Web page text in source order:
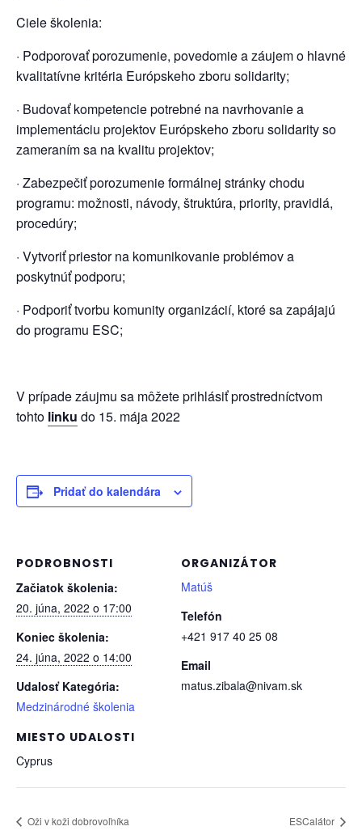
Ciele školenia:
· Podporovať porozumenie, povedomie a záujem o hlavné
kvalitatívne kritéria Európskeho zboru solidarity;
· Budovať kompetencie potrebné na navrhovanie a
implementáciu projektov Európskeho zboru solidarity so
zameraním sa na kvalitu projektov;
· Zabezpečiť porozumenie formálnej stránky chodu
programu: možnosti, návody, štruktúra, priority, pravidlá,
procedúry;
· Vytvoriť priestor na komunikovanie problémov a
poskytnúť podporu;
· Podporiť tvorbu komunity organizácií, ktoré sa zapájajú
do programu ESC;
V prípade záujmu sa môžete prihlásiť prostredníctvom
tohto linku do 15. mája 2022
Pridať do kalendára
PODROBNOSTI
Začiatok školenia:
20. júna, 2022 o 17:00
Koniec školenia:
24. júna, 2022 o 14:00
Udalosť Kategória:
Medzinárodné školenia
MIESTO UDALOSTI
Cyprus
ORGANIZÁTOR
Matúš
Telefón
+421 917 40 25 08
Email
matus.zibala@nivam.sk
Oži v koži dobrovoľníka ESCalátor